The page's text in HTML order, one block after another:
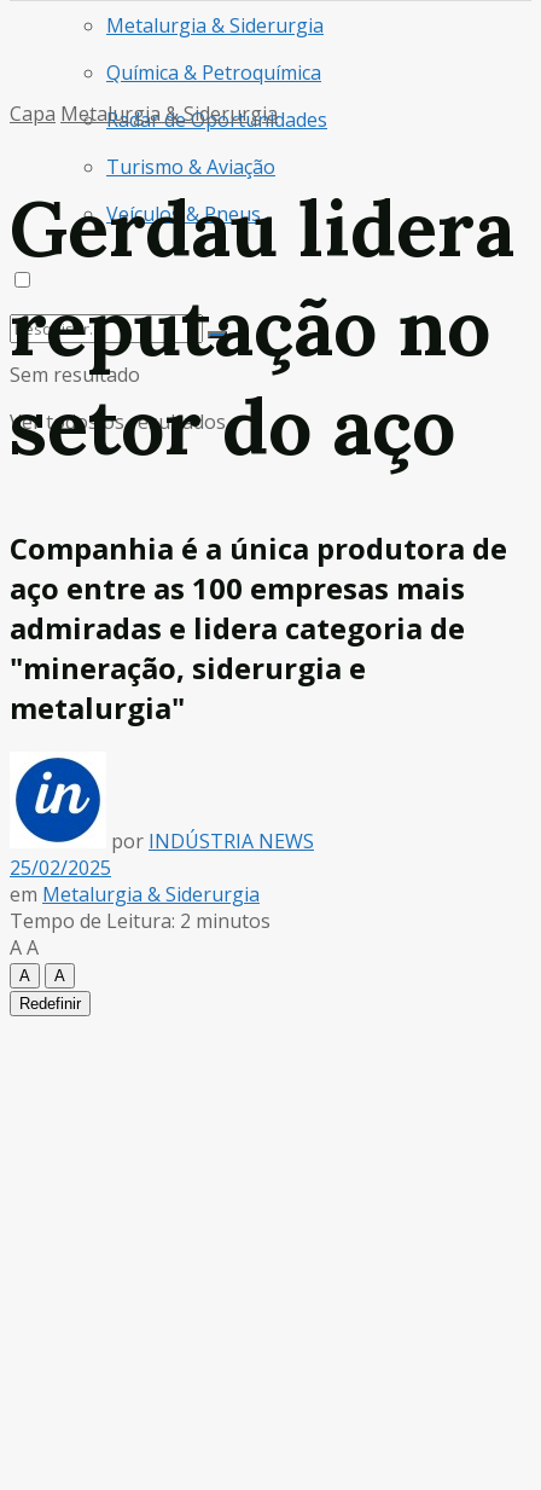
Metalurgia & Siderurgia
Química & Petroquímica
Radar de Oportunidades
Turismo & Aviação
Veículos & Pneus
Sem resultado
Ver todos os resultados
Capa Metalurgia & Siderurgia
Gerdau lidera
reputação no
setor do aço
Companhia é a única produtora de
aço entre as 100 empresas mais
admiradas e lidera categoria de
"mineração, siderurgia e
metalurgia"
por INDÚSTRIA NEWS
25/02/2025
em Metalurgia & Siderurgia
Tempo de Leitura: 2 minutos
AA
A
A
Redefinir